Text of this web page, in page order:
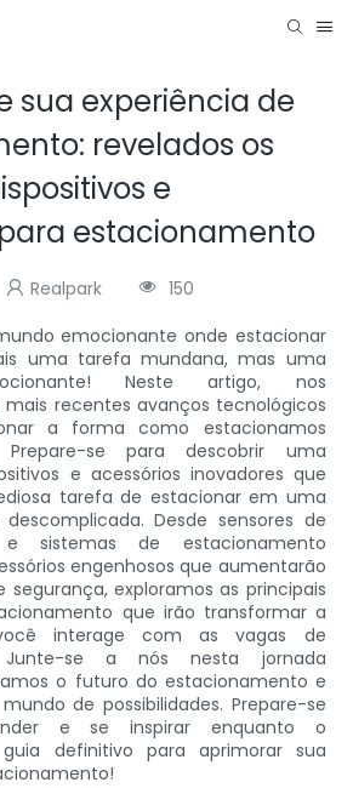
sua experiência de
revelados os
e
estacionamento
Realpark
150
emocionante onde estacionar
uma tarefa mundana, mas uma
Neste artigo, nos
recentes avanços tecnológicos
a forma como estacionamos
Prepare-se para descobrir uma
e acessórios inovadores que
tarefa de estacionar em uma
Desde sensores de
sistemas de estacionamento
engenhosos que aumentarão
segurança, exploramos as principais
que irão transformar a
interage com as vagas de
Junte-se a nós nesta jornada
o futuro do estacionamento e
de possibilidades. Prepare-se
e se inspirar enquanto o
definitivo para aprimorar sua